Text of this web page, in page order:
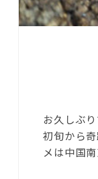
お久しぶ
初旬から
メは中国